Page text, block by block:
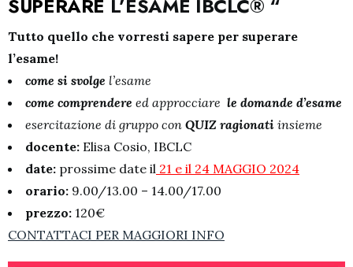
SUPERARE L’ESAME IBCLC® “
Tutto quello che vorresti sapere per superare
l’esame!
come si svolge l’esame
come comprendere ed approcciare le domande d’esame
esercitazione di gruppo con QUIZ ragionati insieme
docente: Elisa Cosio, IBCLC
date: prossime date il 21 e il 24 MAGGIO 2024
orario: 9.00/13.00 – 14.00/17.00
prezzo: 120€
CONTATTACI PER MAGGIORI INFO